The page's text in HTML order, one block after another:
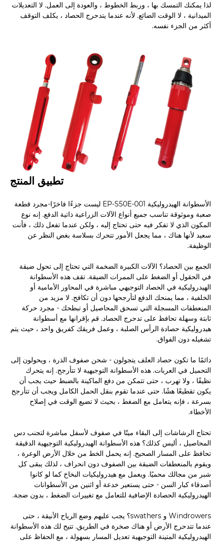
لذا يمكنك التمسك بها ، وربط الخطوط ، والعودة إلى العمل. لا التعديلات
الميدانية ، لا الوقت الضائع. لأنه عندما يتدحرج الحصاد ، يكلف التوقف
أكثر من الجزء نفسه.
تطبيق المنتج
الأسطوانة الهيدروليكية EP-S50E-001 ليست جزءًا فاخرًا-مجرد قطعة
صعبة وموثوقة تناسب جميع أنواع الآلات الزراعية ذاتية الدفع. إنه نوع
المكون الذي لا تفكر فيه حتى تحتاج إليه ، ولكن عندما تفعل ذلك ، فأنت
سعيد لأنها هناك ، مما يجعل الأمور تتحرك بسلاسة بغض النظر عن
الوظيفة.
الجمع بين الحصاد؟ الآلات الكبيرة الضخمة التي تحتاج إلى تحول ضيقة
في الحقول أو الضغط على الممرات الضيقة. تقف هذه الأسطوانة
الهيدروليكية في الحصاد التوجيهي مباشرة في المحاور الأمامية أو
الخلفية ، مما يمنحك الدفع لتأرجحها دون أن تكافح. لا مزيد من
المنعطفات المسجلة التي تسحق المحاصيل أو تبطحك - مجرد حركة
ثابتة وسهلة تحافظ على تدحرج الحصاد. قم بإقرانها مع أسطوانة
هيدروليكية حصادة الرأس الصلبة ، وعمل فريقك كفريق واحد ، حيث يتم
تشغيله دون الفواق.
دائمًا ما تكون حصاد العلف يتجولون - شحن صفوف الذرة ، ويحولون إلى
التحميل في العربات. هذه الأسطوانة التوجيهية لا تتأرجح. إنه يتحرك
نظيفًا ، ولا تهرب ، حتى تتمكن من دفع الماكينة بالضبط حيث يجب أن
يكون تقطيعًا هشًا. حتى عندما تقوم بنقل الحمل الكامل ويجب أن تتأرجح
بسرعة ، فإنه يتعامل مع الضغط ، بحيث لا تضيع الوقت في إصلاح
الأخطاء.
تحتاج الرشاشات إلى البقاء ميتًا في صفوف لأسفل مباشرة لتجنب دس
المحاصيل ، أليس كذلك؟ هذه الأسطوانة الهيدروليكية التوجيهية الدقيقة
تحافظ على المسار الصحيح. إنه يحمل الخط من خلال الأرض الوعرة ،
ويقوم بالمنعطفات الضيقة بين الصفوف دون انحراف ، لذلك يبقى كل
شبر من مجالك محميًا. ويعمل مع هيدروليكيات البخاخ كما لو كانوا
أصدقاء كبار السن - حتى يستعير خدعة أو اثنين من الأسطوانات
الهيدروليكية الحصادة الإضافية للتعامل مع تغييرات الضغط ، بدون ضجة.
Windrowers و swathers؟ يجب عليهم وضع الرياح الأنيقة ، حتى
عندما تتدحرج الأرض أو هناك صخرة في الطريق. تتيح لك هذه الأسطوانة
الهيدروليكية المتينة التوجيهية تعديل المسار بسهولة ، مع الحفاظ على